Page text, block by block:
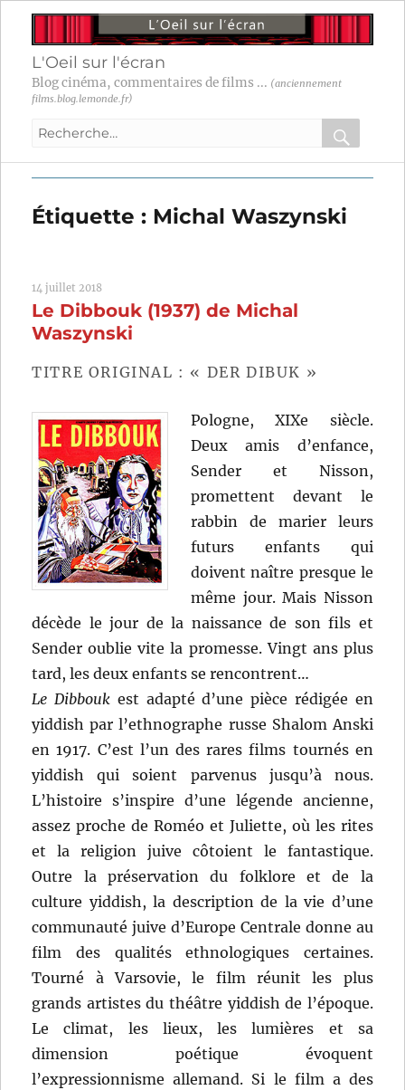
L'Oeil sur l'écran
Blog cinéma, commentaires de films ... (anciennement
films.blog.lemonde.fr)
Recherche
:
OK
Étiquette : Michal Waszynski
14 juillet 2018
Le Dibbouk (1937) de Michal
Waszynski
TITRE ORIGINAL : « DER DIBUK »
Pologne, XIXe siècle.
Deux amis d’enfance,
Sender et Nisson,
promettent devant le
rabbin de marier leurs
futurs enfants qui
doivent naître presque le
même jour. Mais Nisson
décède le jour de la naissance de son fils et
Sender oublie vite la promesse. Vingt ans plus
tard, les deux enfants se rencontrent…
Le Dibbouk est adapté d’une pièce rédigée en
yiddish par l’ethnographe russe Shalom Anski
en 1917. C’est l’un des rares films tournés en
yiddish qui soient parvenus jusqu’à nous.
L’histoire s’inspire d’une légende ancienne,
assez proche de Roméo et Juliette, où les rites
et la religion juive côtoient le fantastique.
Outre la préservation du folklore et de la
culture yiddish, la description de la vie d’une
communauté juive d’Europe Centrale donne au
film des qualités ethnologiques certaines.
Tourné à Varsovie, le film réunit les plus
grands artistes du théâtre yiddish de l’époque.
Le climat, les lieux, les lumières et sa
dimension poétique évoquent
l’expressionnisme allemand. Si le film a des